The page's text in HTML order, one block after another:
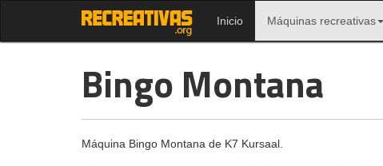
Inicio Máquinas recreativas
Bingo Montana
Máquina Bingo Montana de K7 Kursaal.